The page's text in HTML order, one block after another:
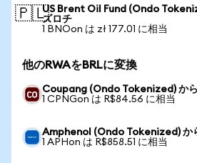
🇵🇱US Brent Oil Fund (Ondo
ズロチ
1 BNOon は zł 177.01 に相当
他のRWAをBRLに変換
Coupang (Ondo Tokenized) か
1 CPNGon は R$84.56 に相当
Amphenol (Ondo Tokenized) か
1 APHon は R$858.51 に相当